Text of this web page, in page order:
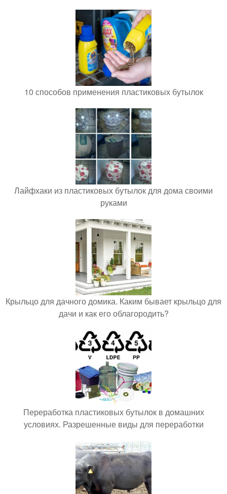
10 способов применения пластиковых бутылок
Лайфхаки из пластиковых бутылок для дома своими
руками
Крыльцо для дачного домика. Каким бывает крыльцо для
дачи и как его облагородить?
Переработка пластиковых бутылок в домашних
условиях. Разрешенные виды для переработки